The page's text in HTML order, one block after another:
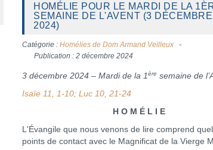
HOMÉLIE POUR LE MARDI DE LA
SEMAINE DE L'AVENT (3 DÉCEMBRE
2024)
Catégorie :Homélies de Dom Armand Veilleux
Publication : 2 décembre 2024
3 décembre 2024 – Mardi de la 1ère semaine de
Isaïe 11, 1-10; Luc 10, 21-24
H O M É L I E
L'Évangile que nous venons de lire comprend
points de contact avec le Magnificat de la Vierge